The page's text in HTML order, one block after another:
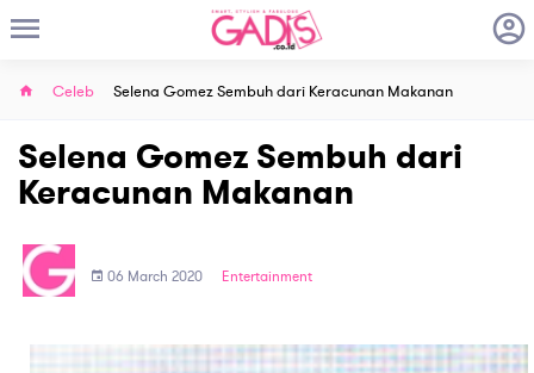
Celeb Selena Gomez Sembuh dari Keracunan Makanan
Selena Gomez Sembuh dari
Keracunan Makanan
06 March 2020 Entertainment